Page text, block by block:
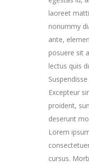
laoreet
nonummy
ante,
posuere sit
lectus quis
Excepteur
proident,
deserunt
Lorem
cursus.